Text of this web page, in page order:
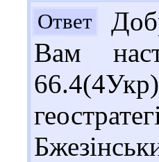
Ответ
Вам